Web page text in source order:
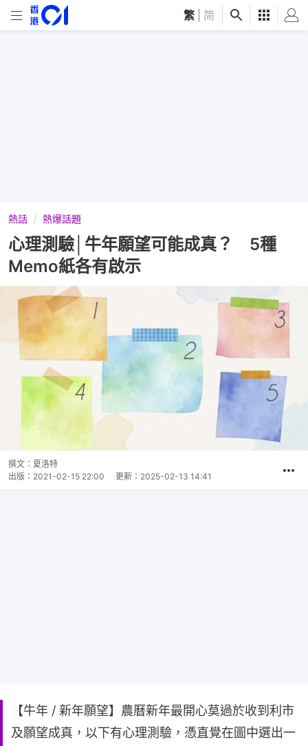
繁 简
熱話 熱爆話題
心理測驗│牛年願望可能成真？ 5種
Memo紙各有啟示
撰文： 夏洛特
出版： 2021-02-15 22:00 更新： 2025-02-13 14:41
【牛年 / 新年願望】農曆新年最開心莫過於收到利市
及願望成真，以下有心理測驗，憑直覺在圖中選出一